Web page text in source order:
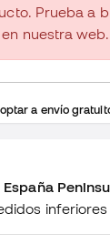
Prueba a
nuestra web.
a envío
inferiores